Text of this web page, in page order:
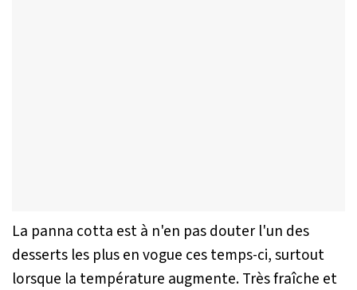
La panna cotta est à n'en pas douter l'un des
desserts les plus en vogue ces temps-ci, surtout
lorsque la température augmente. Très fraîche et